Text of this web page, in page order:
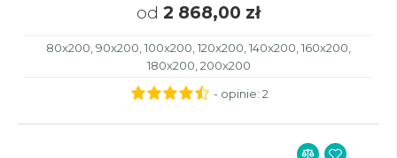
od 2 868,00 zł
80x200, 90x200, 100x200, 120x200, 140x200, 160x200,
180x200, 200x200
- opinie: 2